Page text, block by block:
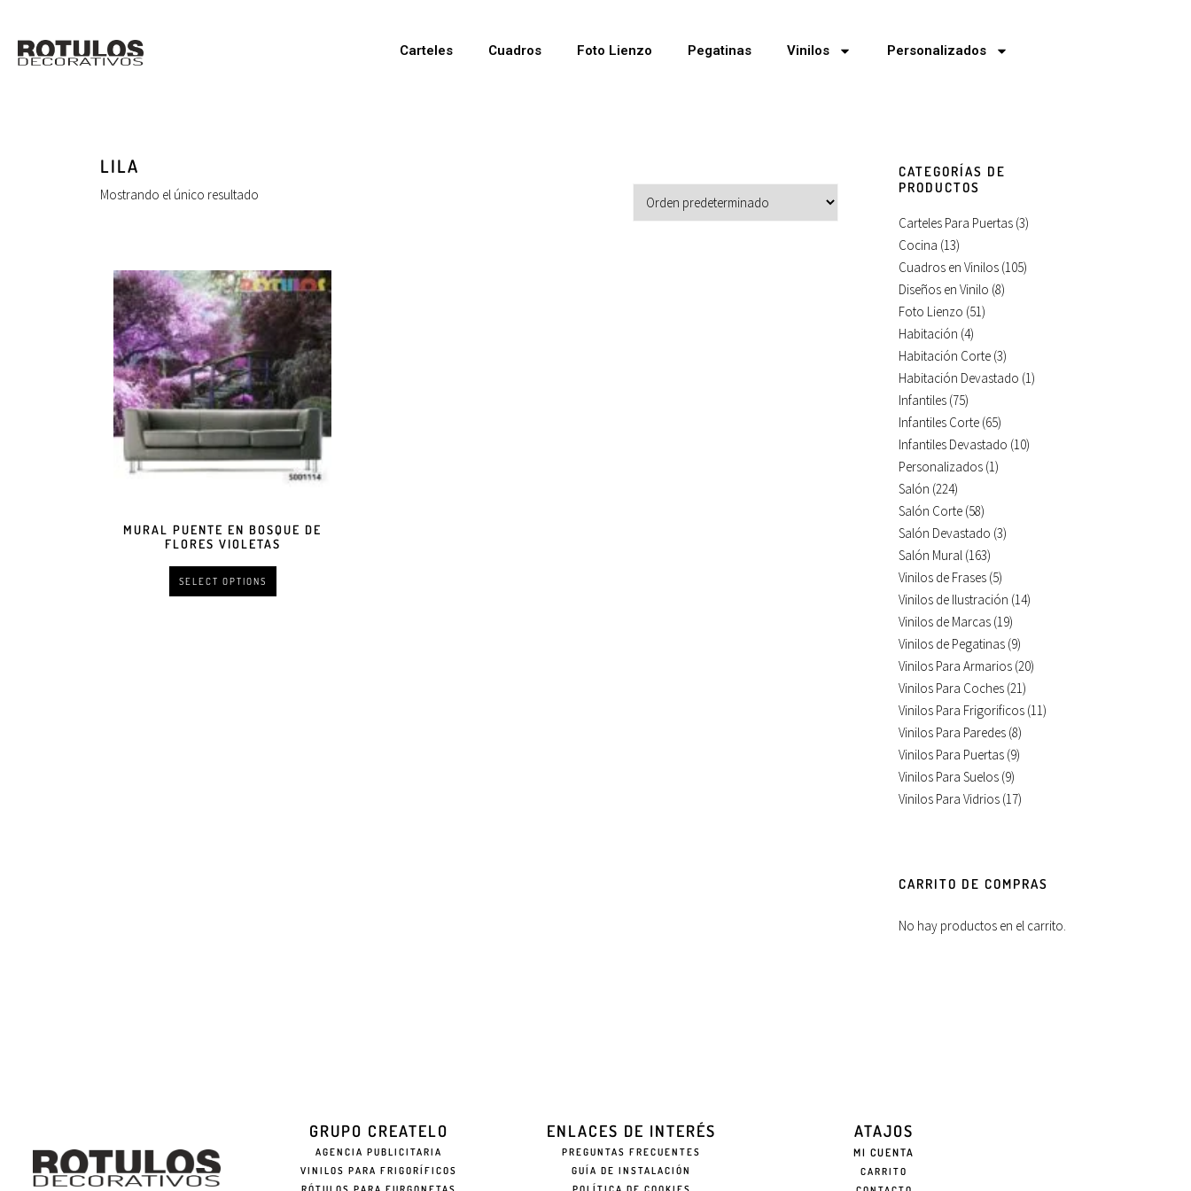
Carteles Cuadros Foto Lienzo Pegatinas Vinilos Personalizados
LILA
Mostrando el único resultado
MURAL PUENTE EN BOSQUE DE
FLORES VIOLETAS
SELECT OPTIONS
CATEGORÍAS DE
PRODUCTOS
Carteles Para Puertas (3)
Cocina (13)
Cuadros en Vinilos (105)
Diseños en Vinilo (8)
Foto Lienzo (51)
Habitación (4)
Habitación Corte (3)
Habitación Devastado (1)
Infantiles (75)
Infantiles Corte (65)
Infantiles Devastado (10)
Personalizados (1)
Salón (224)
Salón Corte (58)
Salón Devastado (3)
Salón Mural (163)
Vinilos de Frases (5)
Vinilos de Ilustración (14)
Vinilos de Marcas (19)
Vinilos de Pegatinas (9)
Vinilos Para Armarios (20)
Vinilos Para Coches (21)
Vinilos Para Frigorificos (11)
Vinilos Para Paredes (8)
Vinilos Para Puertas (9)
Vinilos Para Suelos (9)
Vinilos Para Vidrios (17)
CARRITO DE COMPRAS
No hay productos en el carrito.
GRUPO CREATELO
AGENCIA PUBLICITARIA
VINILOS PARA FRIGORÍFICOS
ENLACES DE INTERÉS
PREGUNTAS FRECUENTES
GUÍA DE INSTALACIÓN
ATAJOS
MI CUENTA
CARRITO